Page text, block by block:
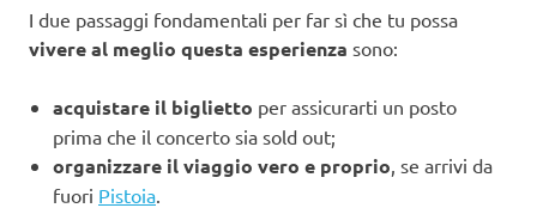
I due passaggi fondamentali per far sì che tu possa
vivere al meglio questa esperienza sono:
acquistare il biglietto per assicurarti un posto
prima che il concerto sia sold out;
organizzare il viaggio vero e proprio , se arrivi da
fuori Pistoia